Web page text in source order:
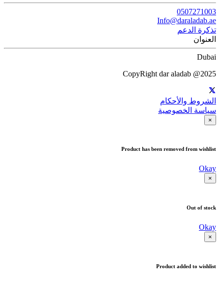
0507271003
Info@daraladab.ae
تذكرة الدعم
العنوان
Dubai
CopyRight dar aladab @2025
الشروط والأحكام
سياسة الخصوصية
×
Product has been removed from wishlist
Okay
×
Out of stock
Okay
×
Product added to wishlist